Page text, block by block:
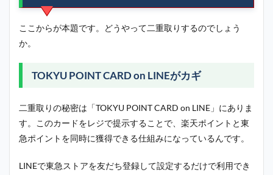
ここからが本題です。どうやって二重取りするのでしょう
か。
TOKYU POINT CARD on LINEがカギ
二重取りの秘密は「TOKYU POINT CARD on LINE」にありま
す。このカードをレジで提示することで、楽天ポイントと東
急ポイントを同時に獲得できる仕組みになっているんです。
LINEで東急ストアを友だち登録して設定するだけで利用でき